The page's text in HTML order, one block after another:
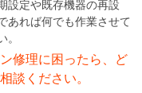
設定や既存機器の再設
あれば何でも作業させて
修理に困ったら、ど
談ください。